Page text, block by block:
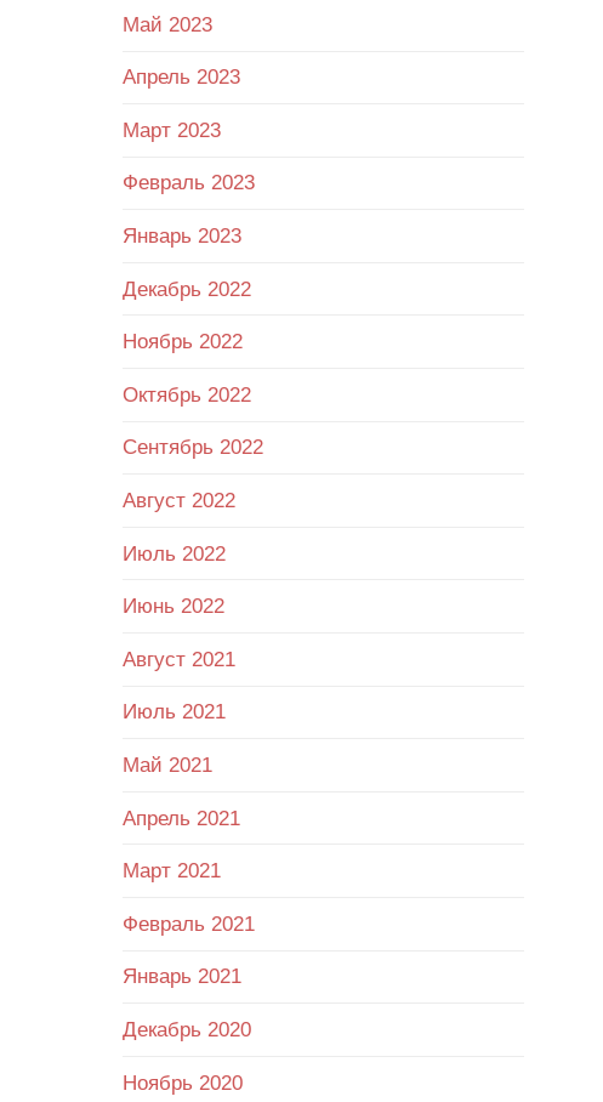
Май 2023
Апрель 2023
Март 2023
Февраль 2023
Январь 2023
Декабрь 2022
Ноябрь 2022
Октябрь 2022
Сентябрь 2022
Август 2022
Июль 2022
Июнь 2022
Август 2021
Июль 2021
Май 2021
Апрель 2021
Март 2021
Февраль 2021
Январь 2021
Декабрь 2020
Ноябрь 2020